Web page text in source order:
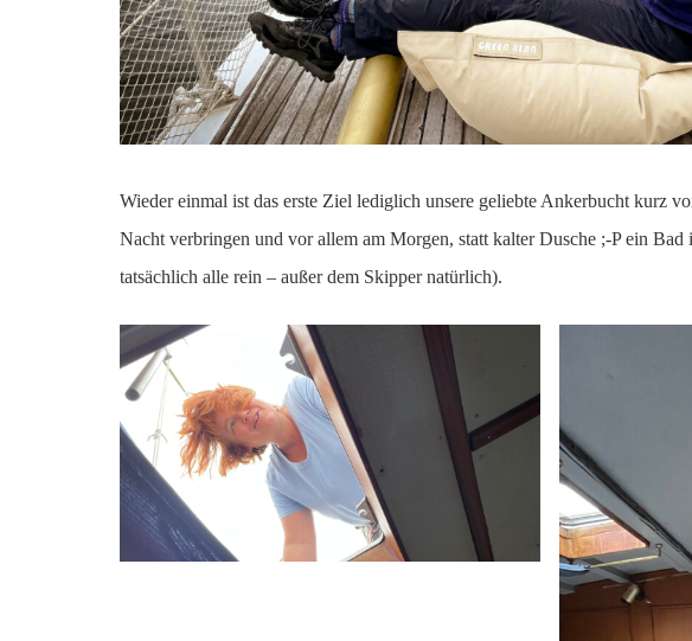
Wieder einmal ist das erste Ziel lediglich unsere geliebte Ankerbucht kurz
Nacht verbringen und vor allem am Morgen, statt kalter Dusche ;-P ein
tatsächlich alle rein – außer dem Skipper natürlich).